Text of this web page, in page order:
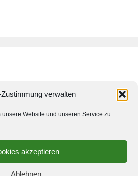
verwalten
Website und unseren Service zu
akzeptieren
Ablehnen